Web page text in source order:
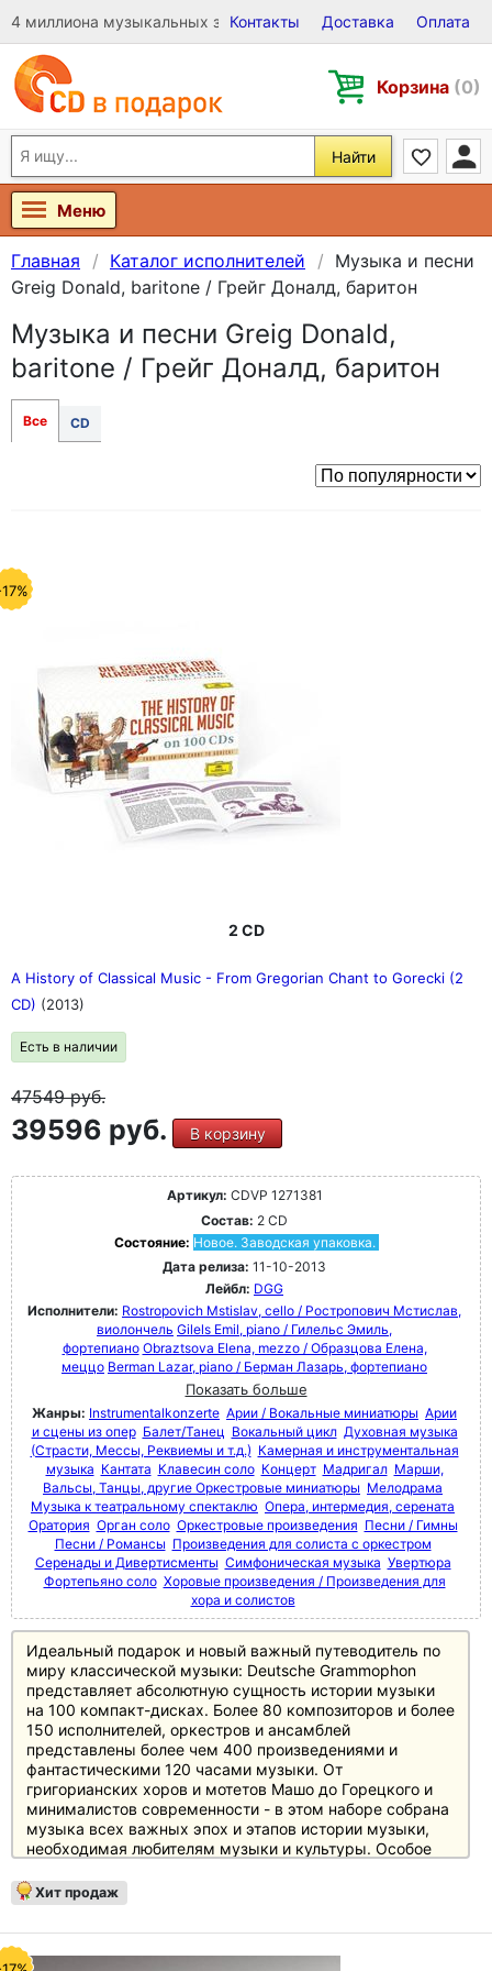
4 миллиона музыкальных записей на Виниле, CD и DVD
Контакты Доставка Оплата
Корзина (0)
Найти
Меню
Главная Каталог исполнителей
Музыка и песни
Greig Donald, baritone / Грейг Доналд, баритон
Музыка и песни Greig Donald,
baritone / Грейг Доналд, баритон
Все CD
2 CD
A History of Classical Music - From Gregorian Chant to Gorecki (2
CD) (2013)
Есть в наличии
47549руб.
39596 руб. В корзину
Артикул: CDVP 1271381
Состав: 2 CD
Состояние: Новое. Заводская упаковка.
Дата релиза: 11-10-2013
Лейбл: DGG
Исполнители: Rostropovich Mstislav, cello / Ростропович Мстислав,
виолончель Gilels Emil, piano / Гилельс Эмиль,
фортепиано Obraztsova Elena, mezzo / Образцова Елена,
меццо Berman Lazar, piano / Берман Лазарь, фортепиано
Показать больше
Жанры: Instrumentalkonzerte Арии / Вокальные миниатюры Арии
и сцены из опер Балет/Танец Вокальный цикл Духовная музыка
(Страсти, Мессы, Реквиемы и т.д.) Камерная и инструментальная
музыка Кантата Клавесин соло Концерт Мадригал Марши,
Вальсы, Танцы, другие Оркестровые миниатюры Мелодрама
Музыка к театральному спектаклю Опера, интермедия, серената
Оратория Орган соло Оркестровые произведения Песни / Гимны
Песни / Романсы Произведения для солиста с оркестром
Серенады и Дивертисменты Симфоническая музыка Увертюра
Фортепьяно соло Хоровые произведения / Произведения для
хора и солистов
Идеальный подарок и новый важный путеводитель по
миру классической музыки: Deutsche Grammophon
представляет абсолютную сущность истории музыки
на 100 компакт-дисках. Более 80 композиторов и более
150 исполнителей, оркестров и ансамблей
представлены более чем 400 произведениями и
фантастическими 120 часами музыки. От
григорианских хоров и мотетов Машо до Горецкого и
минималистов современности - в этом наборе собрана
музыка всех важных эпох и этапов истории музыки,
необходимая любителям музыки и культуры. Особое
классиками и романтиками, а также XX веку, который
представлен в боксе не менее чем 20 дисками.
полноцветный буклет с новым эссе британского автора
и музыкального критика Джереми Николаса, а также
Хит продаж